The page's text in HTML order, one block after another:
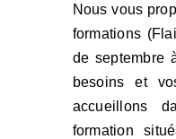
Nous vous
formations
de septembre
besoins et
accueillons
formation